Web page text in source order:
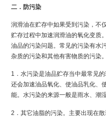
二．防污染
润滑油在贮存中如果受到污染，不
贮存过程中加速润滑油的氧化变质
油品的污染问题。常见的污染有水
杂质的污染和其他有害物质的污染。
1．水污染是油品贮存当中最常见
还会加速油品氧化、使油品乳化、
能。水污染的来源一般是雨水、潮
2．其它油脂的污染。主要出现在